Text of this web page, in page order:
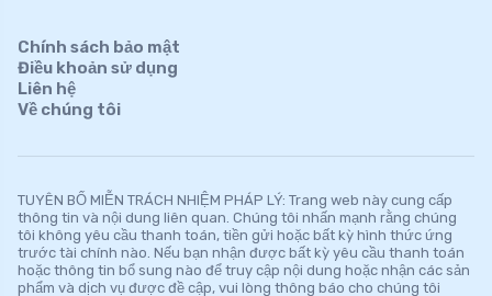
Chính sách bảo mật
Điều khoản sử dụng
Liên hệ
Về chúng tôi
TUYÊN BỐ MIỄN TRÁCH NHIỆM PHÁP LÝ: Trang web này cung cấp
thông tin và nội dung liên quan. Chúng tôi nhấn mạnh rằng chúng
tôi không yêu cầu thanh toán, tiền gửi hoặc bất kỳ hình thức ứng
trước tài chính nào. Nếu bạn nhận được bất kỳ yêu cầu thanh toán
hoặc thông tin bổ sung nào để truy cập nội dung hoặc nhận các sản
phẩm và dịch vụ được đề cập, vui lòng thông báo cho chúng tôi